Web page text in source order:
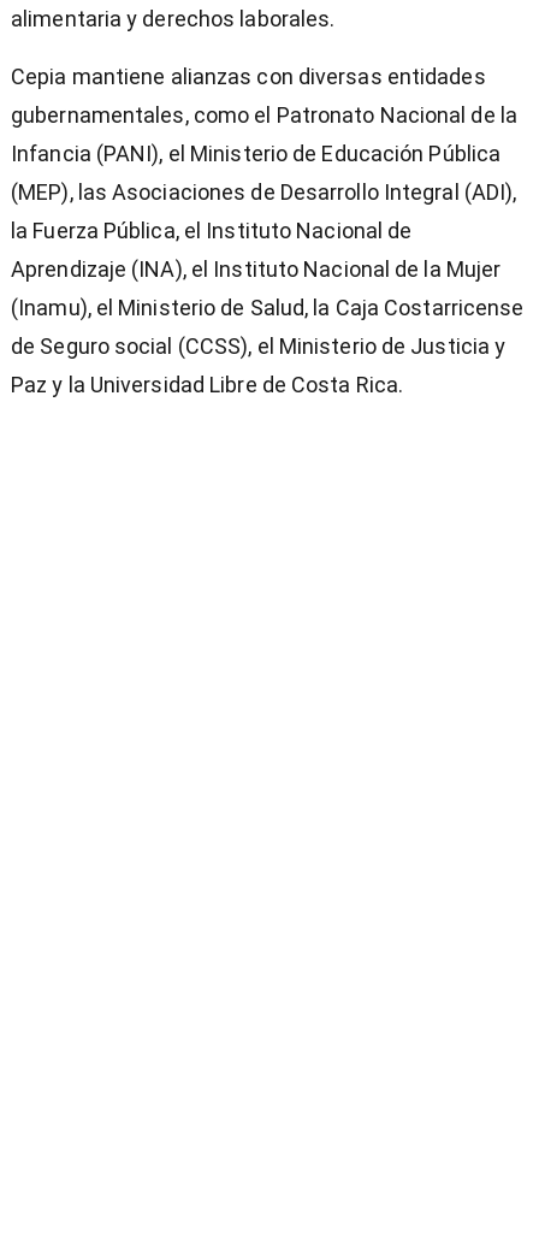
alimentaria y derechos laborales.
Cepia mantiene alianzas con diversas entidades
gubernamentales, como el Patronato Nacional de la
Infancia (PANI), el Ministerio de Educación Pública
(MEP), las Asociaciones de Desarrollo Integral (ADI),
la Fuerza Pública, el Instituto Nacional de
Aprendizaje (INA), el Instituto Nacional de la Mujer
(Inamu), el Ministerio de Salud, la Caja Costarricense
de Seguro social (CCSS), el Ministerio de Justicia y
Paz y la Universidad Libre de Costa Rica.